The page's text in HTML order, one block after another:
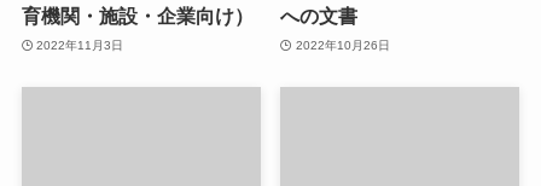
育機関・施設・企業向け）
2022年11月3日
への文書
2022年10月26日